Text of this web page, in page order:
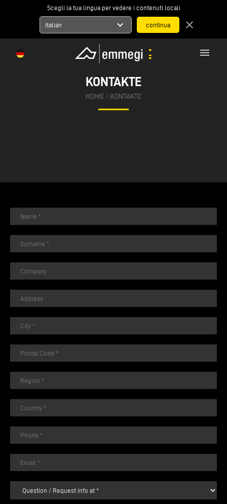
Scegli la tua lingua per vedere i contenuti locali
Italian expand_more close
menu
KONTAKTE
HOME / KONTAKTE